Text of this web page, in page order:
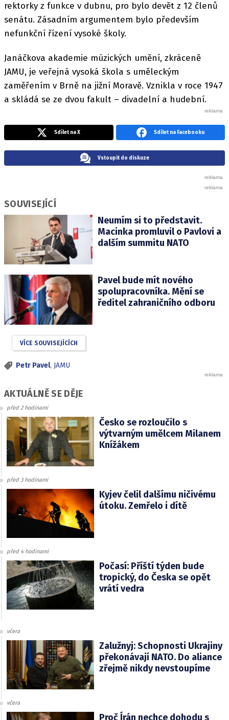
rektorky z funkce v dubnu, pro bylo devět z 12 členů
senátu. Zásadním argumentem bylo především
nefunkční řízení vysoké školy.
Janáčkova akademie múzických umění, zkráceně
JAMU, je veřejná vysoká škola s uměleckým
zaměřením v Brně na jižní Moravě. Vznikla v roce 1947
a skládá se ze dvou fakult – divadelní a hudební.
Sdílet na X Sdílet na Facebooku
Vstoupit do diskuze
SOUVISEJÍCÍ
Neumím si to představit.
Macinka promluvil o Pavlovi a
dalším summitu NATO
Pavel bude mít nového
spolupracovníka. Mění se
ředitel zahraničního odboru
VÍCE SOUVISEJÍCÍCH
Petr Pavel, JAMU
AKTUÁLNĚ SE DĚJE
před 2 hodinami
Česko se rozloučilo s
výtvarným umělcem Milanem
Knížákem
před 3 hodinami
Kyjev čelil dalšímu ničivému
útoku. Zemřelo i dítě
před 4 hodinami
Počasí: Příští týden bude
tropický, do Česka se opět
vrátí vedra
včera
Zalužnyj: Schopnosti Ukrajiny
překonávají NATO. Do aliance
zřejmě nikdy nevstoupíme
včera
Proč Írán nechce dohodu s